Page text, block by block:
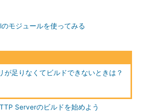
モジュールを使ってみる
が足りなくてビルドできないときは？
Serverのビルドを始めよう